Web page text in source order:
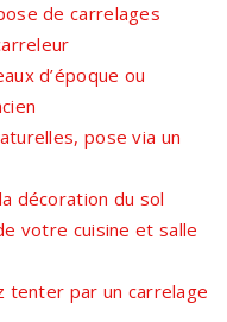
de carrelages
d’époque ou
pose via un
décoration du sol
votre cuisine et salle
tenter par un carrelage